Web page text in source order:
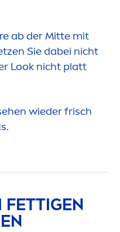
ab der Mitte mit
Sie dabei nicht
Look nicht platt
wieder frisch
FETTIGEN